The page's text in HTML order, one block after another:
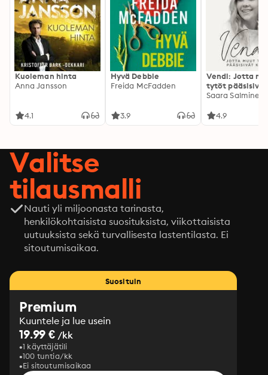
Kuoleman hinta
Anna Jansson
4.1
Hyvä Debbie
Freida McFadden
3.9
Vendi: Jotta
tytöt pääsisivät
kotiin
Saara Salminen
4.9
Valitse
tilausmalli
Nauti yli miljoonasta tarinasta,
henkilökohtaisista suosituksista, viikottaisista
uutuuksista sekä turvallisesta lastentilasta. Ei
sitoutumisaikaa.
Suosituin
Premium
Kuuntele ja lue usein
19.99 € /kk
1 käyttäjätili
100 tuntia/kk
Ei sitoutumisaikaa